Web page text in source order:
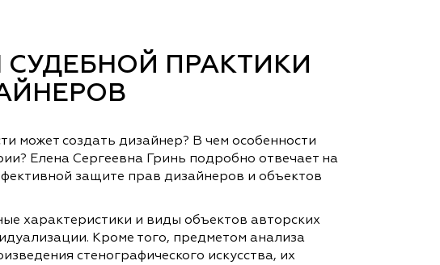
ПРАКТИКИ
может создать дизайнер? В чем особенности
Елена Сергеевна Гринь подробно отвечает на
защите прав дизайнеров и объектов
характеристики и виды объектов авторских
Кроме того, предметом анализа
стенографического искусства, их